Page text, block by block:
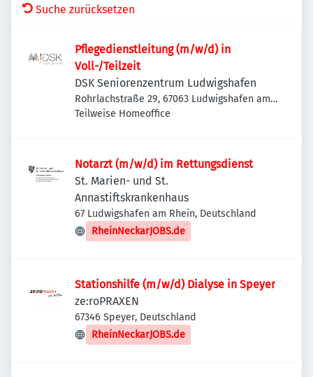
Suche zurücksetzen
Pflegedienstleitung (m/w/d) in
Voll-/Teilzeit
DSK Seniorenzentrum Ludwigshafen
Rohrlachstraße 29, 67063 Ludwigshafen am
Rhein, Deutschland
Teilweise Homeoffice
Notarzt (m/w/d) im Rettungsdienst
St. Marien- und St.
Annastiftskrankenhaus
67 Ludwigshafen am Rhein, Deutschland
RheinNeckarJOBS.de
Stationshilfe (m/w/d) Dialyse in Speyer
ze:roPRAXEN
67346 Speyer, Deutschland
RheinNeckarJOBS.de